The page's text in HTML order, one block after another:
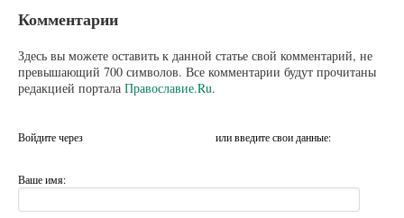
Комментарии
Здесь вы можете оставить к данной статье свой комментарий, не
превышающий 700 символов. Все комментарии будут прочитаны
редакцией портала Православие.Ru.
Войдите через или введите свои данные:
Ваше имя: